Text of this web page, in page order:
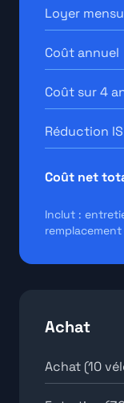
Loyer
Coût annuel
Coût sur 4
Réduction
Coût net
Inclut :
Achat
Achat (10